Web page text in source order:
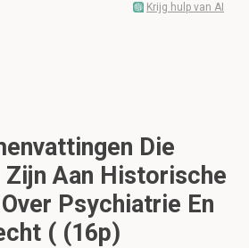
Krijg hulp van AI
Die
Zijn Aan Historische
Psychiatrie En
( (16p)